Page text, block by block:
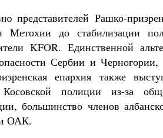
представителей Рашко-
Метохии до стабилизации
KFOR. Единственной
Сербии и
епархия также
полиции из-за
большинство членов
ОАК.